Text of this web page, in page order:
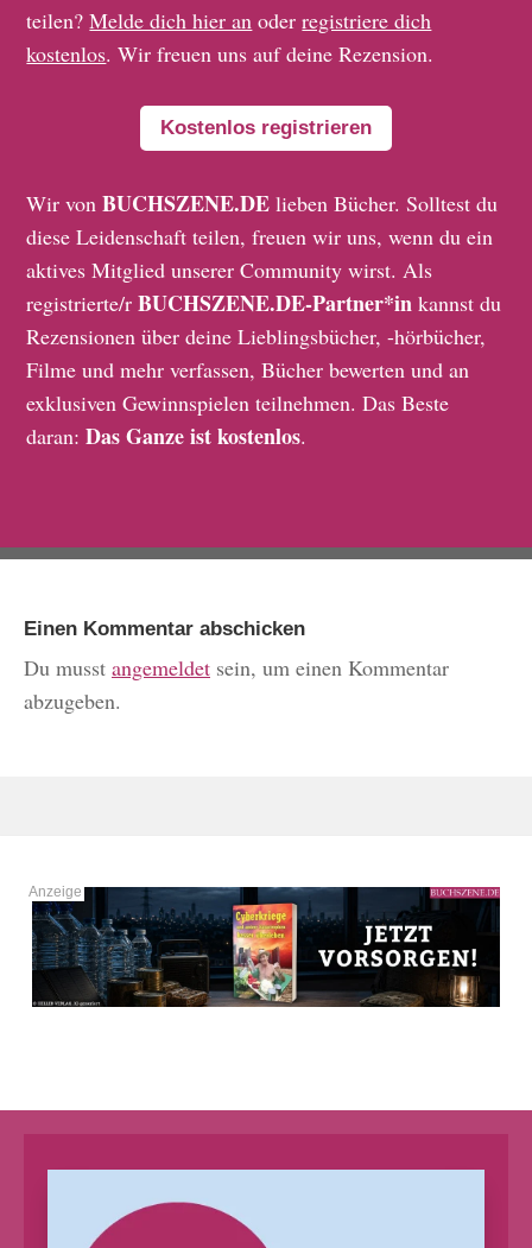
teilen?Melde dich hier an oderregistriere dich
kostenlos. Wir freuen uns auf deine Rezension.
Kostenlos registrieren
Wir vonBUCHSZENE.DE lieben Bücher. Solltest du
diese Leidenschaft teilen, freuen wir uns, wenn du ein
aktives Mitglied unserer Community wirst. Als
registrierte/rBUCHSZENE.DE-Partner*in kannst du
Rezensionen über deine Lieblingsbücher, -hörbücher,
Filme und mehr verfassen, Bücher bewerten und an
exklusiven Gewinnspielen teilnehmen. Das Beste
daran:Das Ganze ist kostenlos.
Einen Kommentar abschicken
Du musst angemeldet sein, um einen Kommentar
abzugeben.